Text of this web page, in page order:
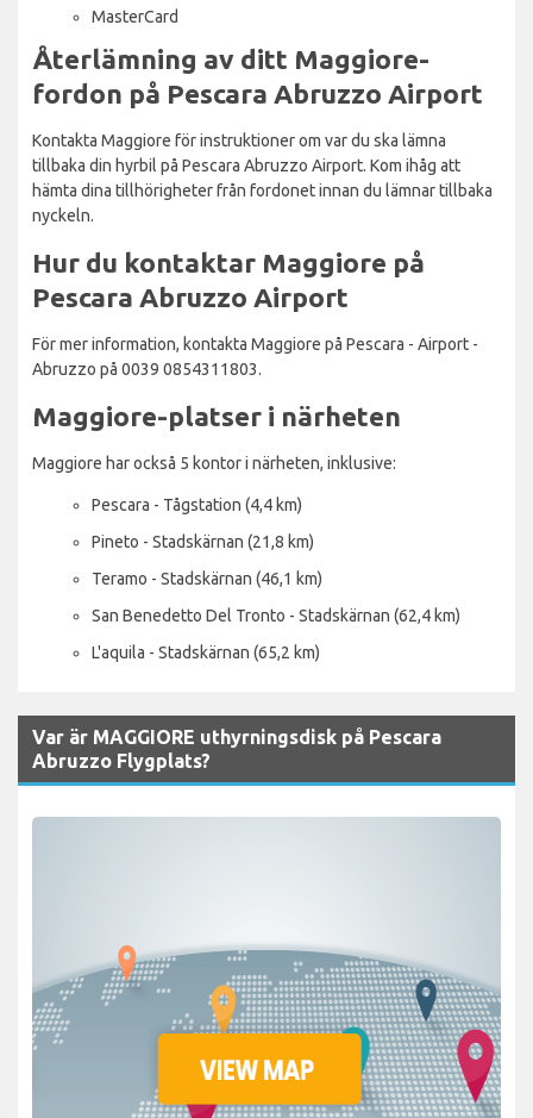
MasterCard
Återlämning av ditt Maggiore-
fordon på Pescara Abruzzo Airport
Kontakta Maggiore för instruktioner om var du ska lämna
tillbaka din hyrbil på Pescara Abruzzo Airport. Kom ihåg att
hämta dina tillhörigheter från fordonet innan du lämnar tillbaka
nyckeln.
Hur du kontaktar Maggiore på
Pescara Abruzzo Airport
För mer information, kontakta Maggiore på Pescara - Airport -
Abruzzo på 0039 0854311803.
Maggiore-platser i närheten
Maggiore har också 5 kontor i närheten, inklusive:
Pescara - Tågstation (4,4 km)
Pineto - Stadskärnan (21,8 km)
Teramo - Stadskärnan (46,1 km)
San Benedetto Del Tronto - Stadskärnan (62,4 km)
L'aquila - Stadskärnan (65,2 km)
Var är MAGGIORE uthyrningsdisk på Pescara
Abruzzo Flygplats?